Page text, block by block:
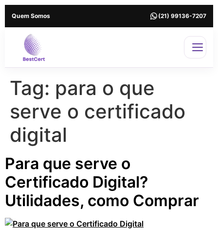
Quem Somos (21) 99136-7207
Tag: para o que
serve o certificado
digital
Para que serve o
Certificado Digital?
Utilidades, como Comprar